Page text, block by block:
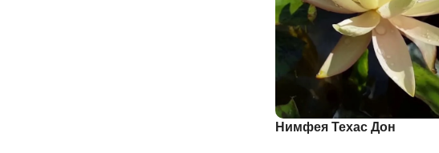
Нимфея Техас Дон